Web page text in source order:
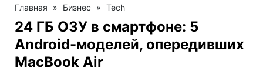
Главная » Бизнес » Tech
24 ГБ ОЗУ в смартфоне: 5
Android-моделей, опередивших
MacBook Air